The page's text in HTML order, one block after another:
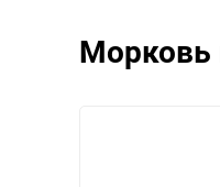
Морковь